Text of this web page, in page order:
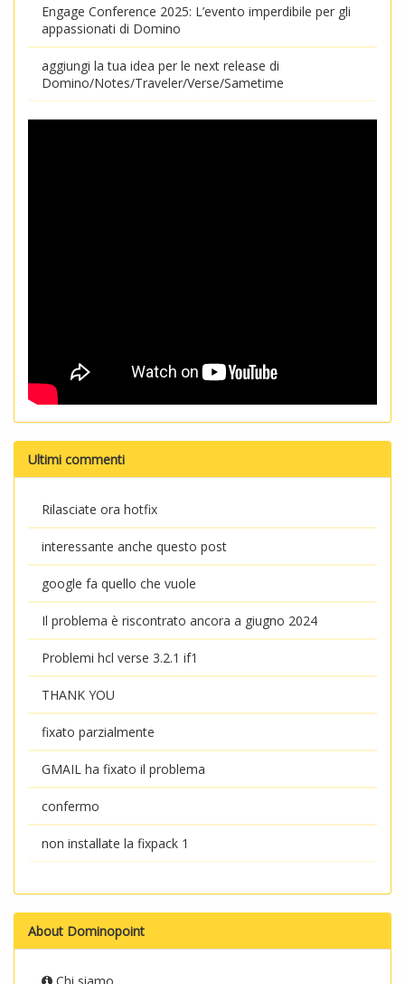
Engage Conference 2025: L’evento imperdibile per gli
appassionati di Domino
aggiungi la tua idea per le next release di
Domino/Notes/Traveler/Verse/Sametime
Ultimi commenti
Rilasciate ora hotfix
interessante anche questo post
google fa quello che vuole
Il problema è riscontrato ancora a giugno 2024
Problemi hcl verse 3.2.1 if1
THANK YOU
fixato parzialmente
GMAIL ha fixato il problema
confermo
non installate la fixpack 1
About Dominopoint
Chi siamo